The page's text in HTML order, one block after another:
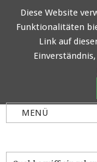
Diese Website
Funktionalitäten
Link auf